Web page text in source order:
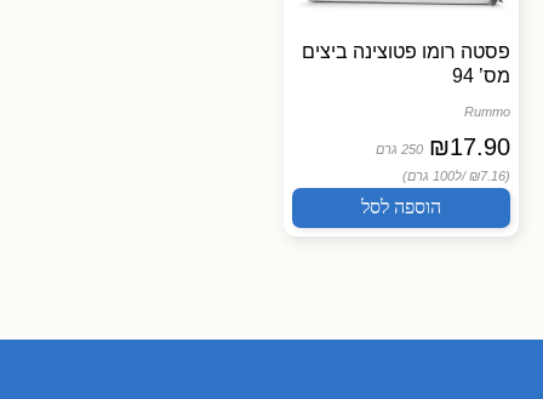
פסטה רומו פטוצינה ביצים
מס’ 94
Rummo
₪17.90
250 גרם
(₪7.16 /
ל100 גרם)
הוספה לסל